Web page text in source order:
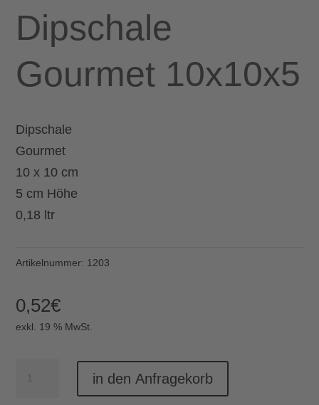
Dipschale
Gourmet 10x10x5
Dipschale
Gourmet
10 x 10 cm
5 cm Höhe
0,18 ltr
Artikelnummer: 1203
0,52€
exkl. 19 % MwSt.
in den Anfragekorb